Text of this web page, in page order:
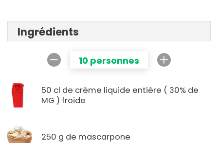
Ingrédients
10 personnes
50 cl de crème liquide entière ( 30% de
MG ) froide
250 g de mascarpone